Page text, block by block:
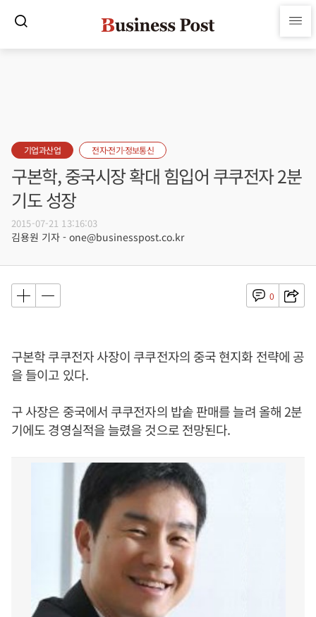
기업과산업 전자·전기·정보통신
구본학, 중국시장 확대 힘입어 쿠쿠전자 2분
기도 성장
2015-07-21 13:16:03
김용원 기자 - one@businesspost.co.kr
0
구본학 쿠쿠전자 사장이 쿠쿠전자의 중국 현지화 전략에 공
을 들이고 있다.
구 사장은 중국에서 쿠쿠전자의 밥솥 판매를 늘려 올해 2분
기에도 경영실적을 늘렸을 것으로 전망된다.